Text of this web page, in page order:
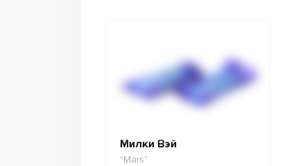
Милки Вэй
"Mars"